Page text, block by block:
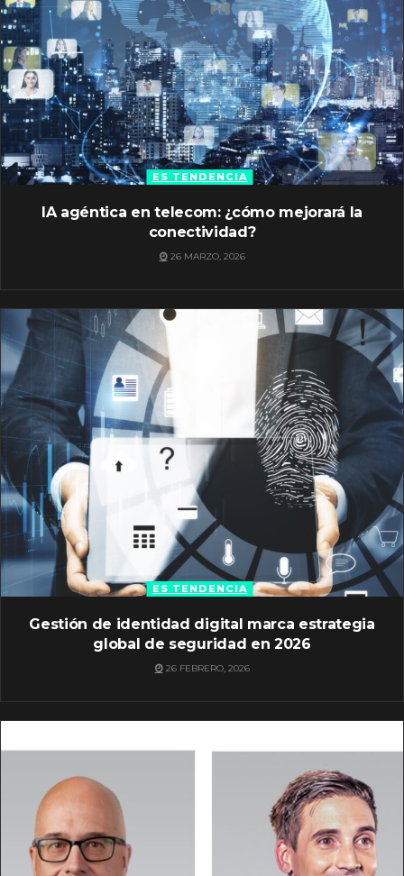
ES TENDENCIA
IA agéntica en telecom: ¿cómo mejorará la
conectividad?
26 MARZO, 2026
ES TENDENCIA
Gestión de identidad digital marca estrategia
global de seguridad en 2026
26 FEBRERO, 2026